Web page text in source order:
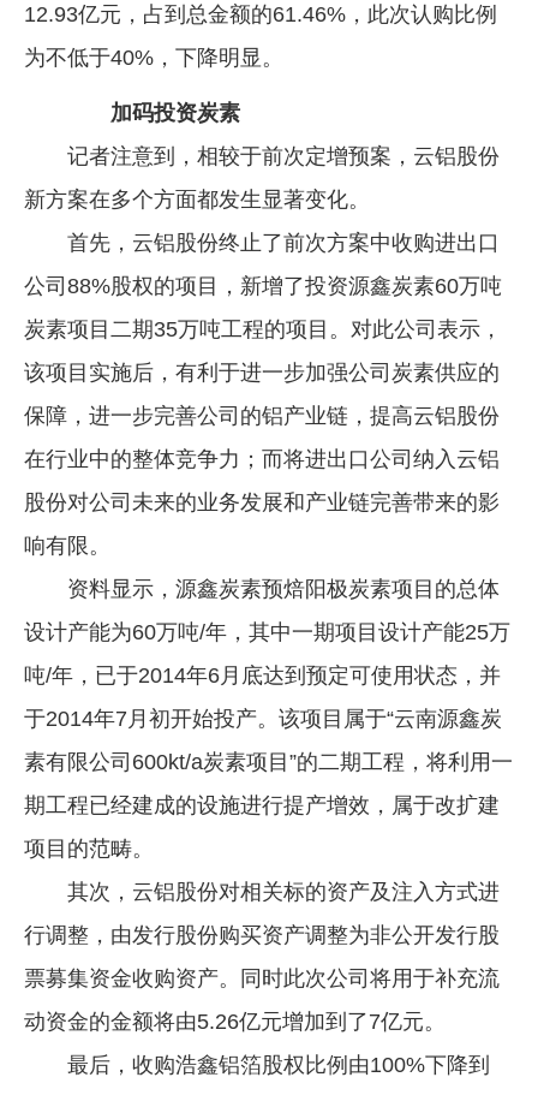
12.93亿元，占到总金额的61.46%，此次认购比例
为不低于40%，下降明显。
加码投资炭素
记者注意到，相较于前次定增预案，云铝股份
新方案在多个方面都发生显著变化。
首先，云铝股份终止了前次方案中收购进出口
公司88%股权的项目，新增了投资源鑫炭素60万吨
炭素项目二期35万吨工程的项目。对此公司表示，
该项目实施后，有利于进一步加强公司炭素供应的
保障，进一步完善公司的铝产业链，提高云铝股份
在行业中的整体竞争力；而将进出口公司纳入云铝
股份对公司未来的业务发展和产业链完善带来的影
响有限。
资料显示，源鑫炭素预焙阳极炭素项目的总体
设计产能为60万吨/年，其中一期项目设计产能25万
吨/年，已于2014年6月底达到预定可使用状态，并
于2014年7月初开始投产。该项目属于“云南源鑫炭
素有限公司600kt/a炭素项目”的二期工程，将利用一
期工程已经建成的设施进行提产增效，属于改扩建
项目的范畴。
其次，云铝股份对相关标的资产及注入方式进
行调整，由发行股份购买资产调整为非公开发行股
票募集资金收购资产。同时此次公司将用于补充流
动资金的金额将由5.26亿元增加到了7亿元。
最后，收购浩鑫铝箔股权比例由100%下降到